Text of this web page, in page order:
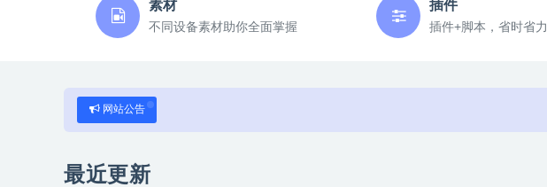
素材
不同设备素材助你全面掌握
插件
插件+脚本，省时省力
网站公告
最近更新